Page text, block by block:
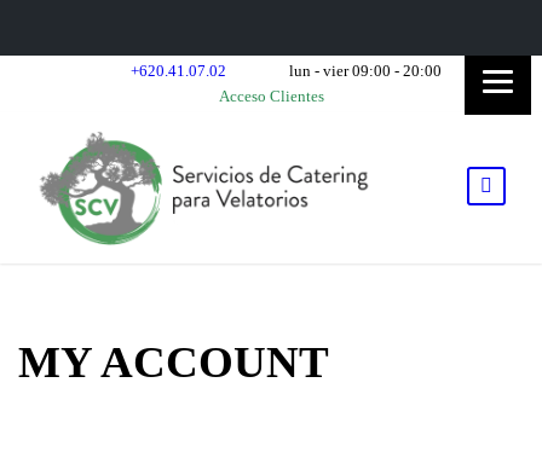
+620.41.07.02
lun - vier 09:00 - 20:00
Acceso Clientes
MY ACCOUNT